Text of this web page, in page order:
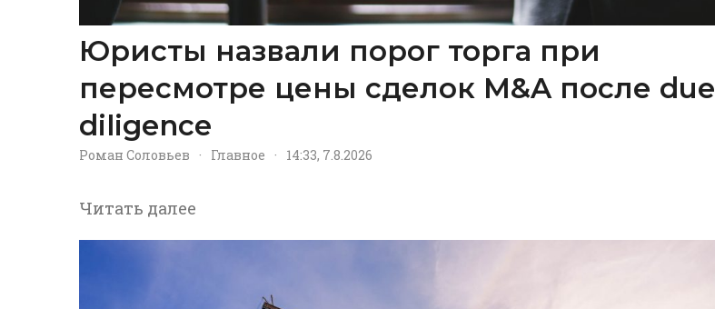
Юристы назвали порог торга при
пересмотре цены сделок M&A после due
diligence
Роман Соловьев · Главное · 14:33, 7.8.2026
Читать далее